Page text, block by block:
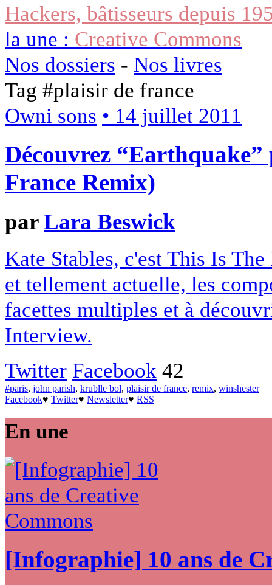
Hackers, bâtisseurs depuis
la une : Creative Commons
Nos dossiers - Nos livres
Tag #plaisir de france
Owni sons • 14 juillet 2011
Découvrez
France Remix)
parLara Beswick
Kate Stables, c'est This Is
et tellement actuelle, les
facettes multiples et à
Interview.
Twitter Facebook 42
#paris, john parish, krublle bol, plaisir de france, remix, winshester
Facebook♥ Twitter♥ Newsletter♥ RSS
En une
[Infographie] 10 ans de